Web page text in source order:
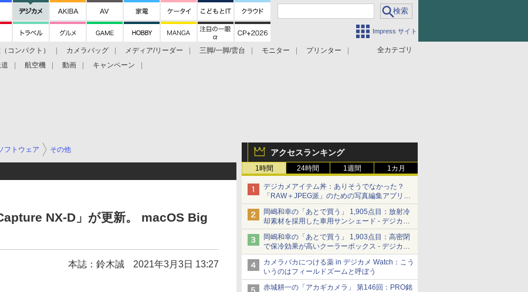
Impress サイト
全カテゴリ
コンパクト） カメラバッグ メディア/リーダー 三脚/一脚/雲台 モニター
プリンター
航空機 動画 キャンペーン
アクセスランキング
1時間 24時間 1週間 1カ月
デジカメアイテム丼：ありそうでなかった？
「RAW＋JPEG派」のための写真編集アプリ
カメラデフォルトのJPEGを大切にする
「Filmator」
岡嶋和幸の「あとで買う」 1,905点目：放射冷
却素材を採用した車用サンシェード - デジカメ
Watch
岡嶋和幸の「あとで買う」 1,903点目：高密閉
で保冷効果が高いクーラーボックス - デジカメ
Watch
カメラバカにつける薬 in デジカメ Watch：こう
いうのはフィールドズームと呼ぼう
赤城耕一の「アカギカメラ」 第146回：PRO銘
フトウェア その他
NX-D」が更新。 macOS Big
本誌：鈴木誠 2021年3月3日 13:27